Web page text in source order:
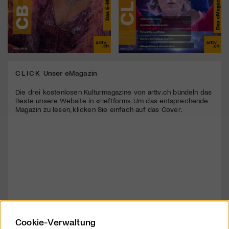
CLICK Unser eMagazin
Die drei kostenlosen Kulturmagazine von arttv.ch bündeln das
Beste unsere Website in «Heftform». Um das entsprechende
Magazin zu lesen, klicken Sie einfach auf das Cover.
Cookie-Verwaltung